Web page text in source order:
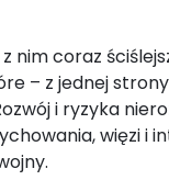
coraz
– z jednej
i ryzyka
więzi i